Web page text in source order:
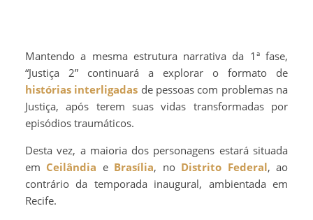
Mantendo a mesma estrutura narrativa da 1ª fase,
“Justiça 2” continuará a explorar o formato de
histórias interligadas de pessoas com problemas na
Justiça, após terem suas vidas transformadas por
episódios traumáticos.
Desta vez, a maioria dos personagens estará situada
em Ceilândia e Brasília, no Distrito Federal, ao
contrário da temporada inaugural, ambientada em
Recife.